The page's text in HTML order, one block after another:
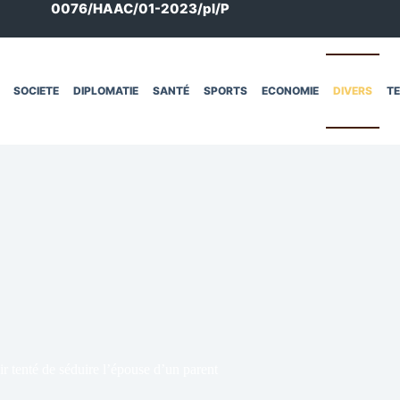
0076/HAAC/01-2023/pl/P
SOCIETE DIPLOMATIE SANTÉ SPORTS ECONOMIE DIVERS